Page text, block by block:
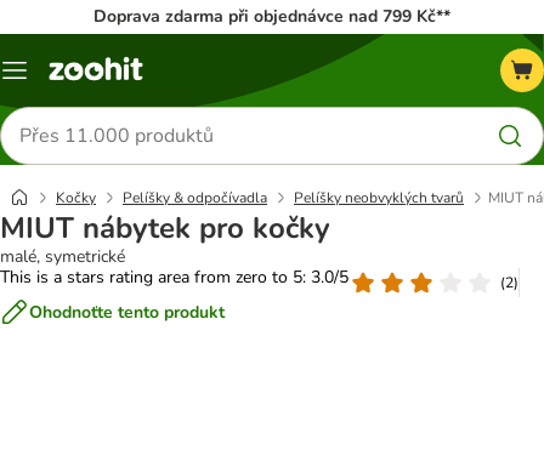
Doprava zdarma při objednávce nad 799 Kč**
Menu
Hledat
produkty
Kočky Pelíšky & odpočívadla Pelíšky neobvyklých tvarů MIUT
MIUT nábytek pro kočky
malé, symetrické
This is a stars rating area from zero to 5: 3.0/5
(2)
Ohodnoťte tento produkt